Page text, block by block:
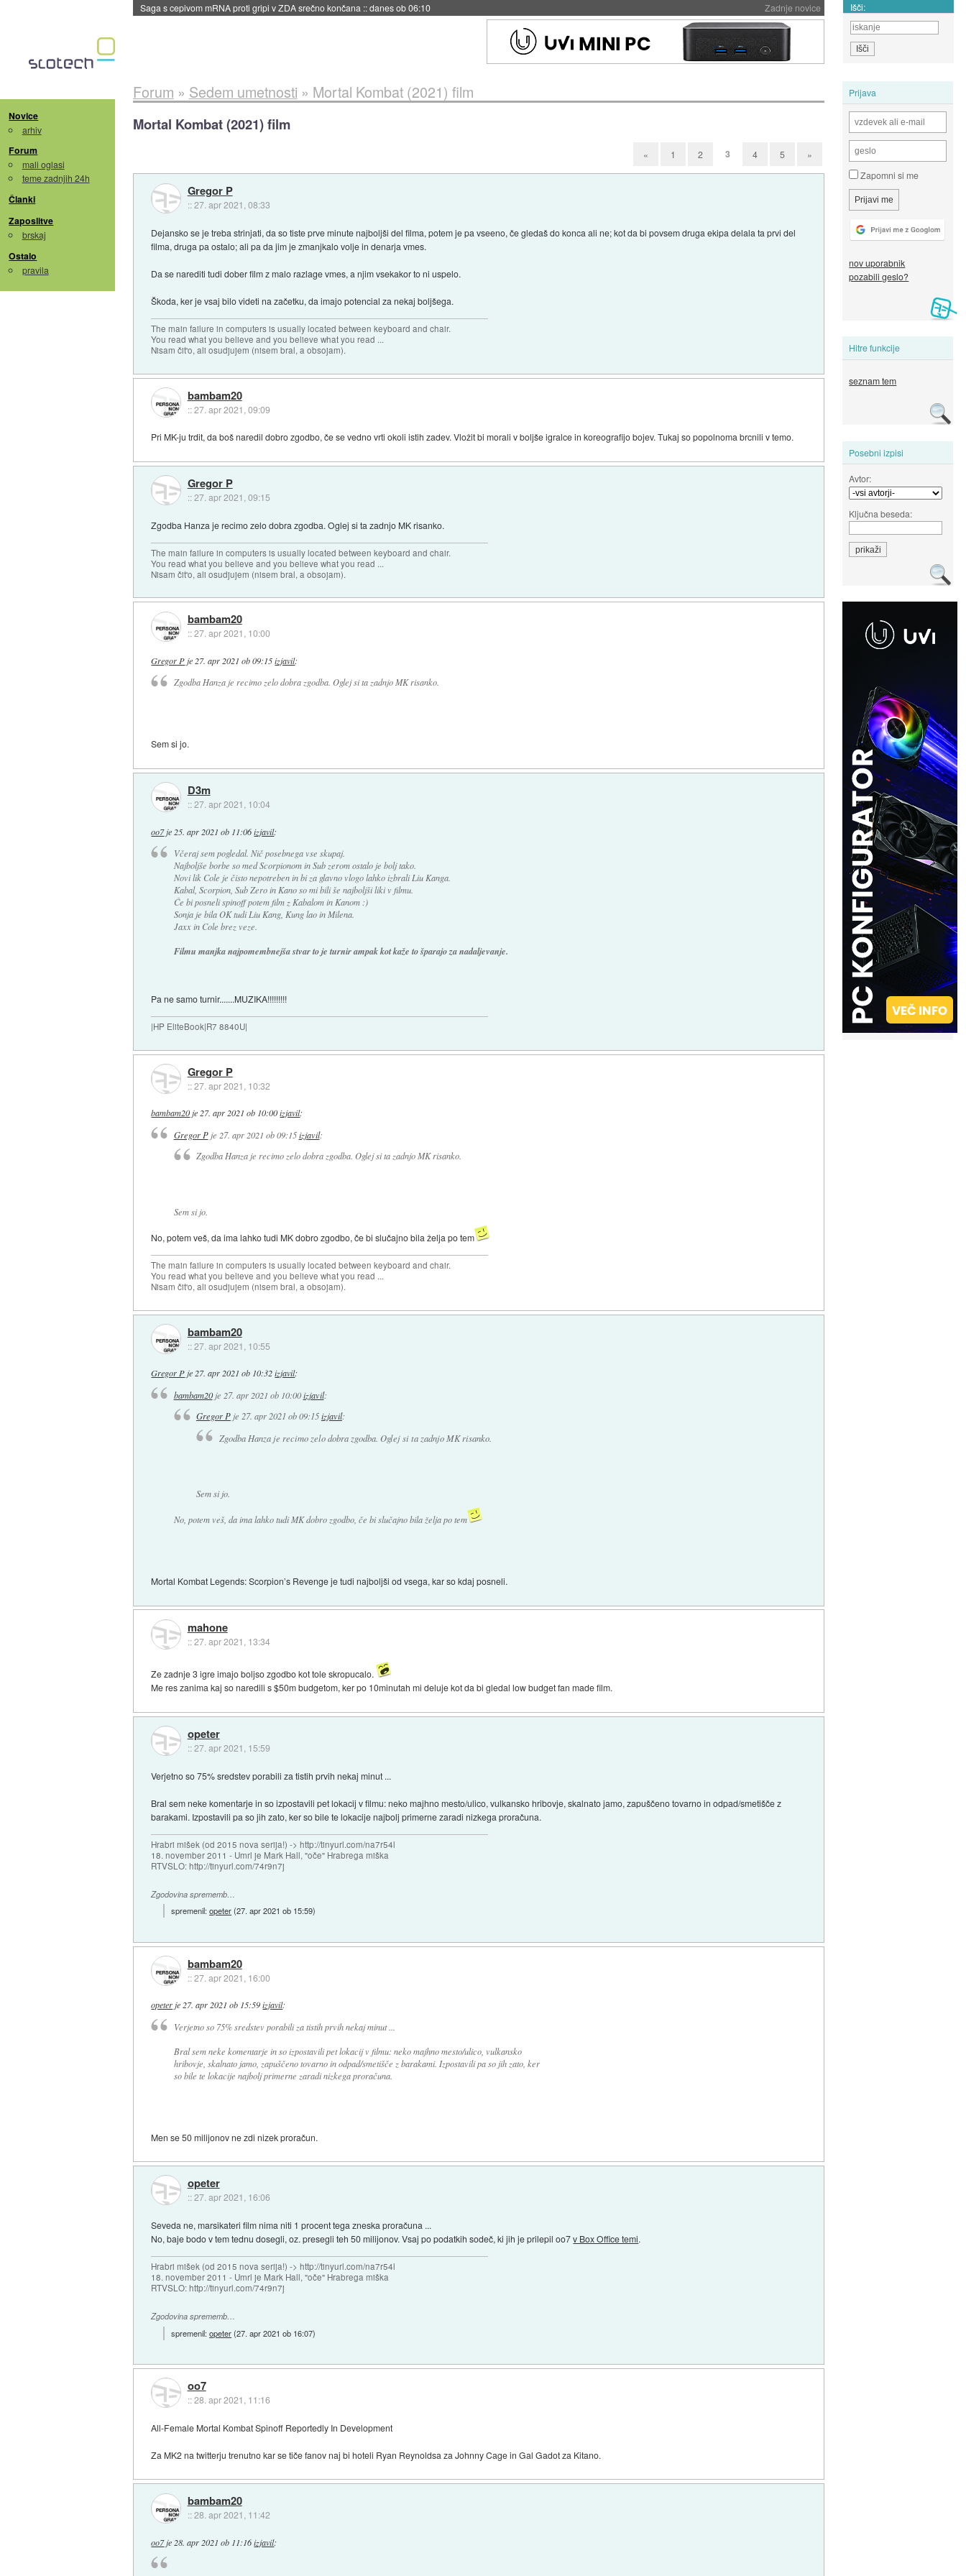
Zadnje novice
BMW v vozilih začel predvajati reklame::danes ob 06:09 Išči:
Novice
arhiv
Forum
mali oglasi
teme zadnjih 24h
Članki
Zaposlitve
brskaj
Ostalo
pravila
Prijava
Zapomni si me
nov uporabnik
pozabili geslo?
Hitre funkcije
seznam tem
Posebni izpisi
Avtor:
Ključna beseda:
Forum » Sedem umetnosti » Mortal Kombat (2021) film
Mortal Kombat (2021) film
« 1 2 3 4 5 »
Gregor P
::27. apr 2021, 08:33
Dejansko se je treba strinjati, da so tiste prve minute najboljši del filma, potem je pa vseeno, če gledaš do konca ali ne; kot da bi povsem druga ekipa delala ta prvi del
filma, druga pa ostalo; ali pa da jim je zmanjkalo volje in denarja vmes.
Da se narediti tudi dober film z malo razlage vmes, a njim vsekakor to ni uspelo.
Škoda, ker je vsaj bilo videti na začetku, da imajo potencial za nekaj boljšega.
The main failure in computers is usually located between keyboard and chair.
You read what you believe and you believe what you read ...
Nisam čit'o, ali osudjujem (nisem bral, a obsojam).
bambam20
::27. apr 2021, 09:09
Pri MK-ju trdit, da boš naredil dobro zgodbo, če se vedno vrti okoli istih zadev. Vložit bi morali v boljše igralce in koreografijo bojev. Tukaj so popolnoma brcnili v temo.
Gregor P
::27. apr 2021, 09:15
Zgodba Hanza je recimo zelo dobra zgodba. Oglej si ta zadnjo MK risanko.
The main failure in computers is usually located between keyboard and chair.
You read what you believe and you believe what you read ...
Nisam čit'o, ali osudjujem (nisem bral, a obsojam).
bambam20
::27. apr 2021, 10:00
Gregor P je 27. apr 2021 ob 09:15 izjavil:
Zgodba Hanza je recimo zelo dobra zgodba. Oglej si ta zadnjo MK risanko.
Sem si jo.
D3m
::27. apr 2021, 10:04
oo7je 25. apr 2021 ob 11:06 izjavil:
Včeraj sem pogledal. Nič posebnega vse skupaj.
Najboljše borbe so med Scorpionom in Sub zerom ostalo je bolj tako.
Novi lik Cole je čisto nepotreben in bi za glavno vlogo lahko izbrali Liu Kanga.
Kabal, Scorpion, Sub Zero in Kano so mi bili še najboljši liki v filmu.
Če bi posneli spinoff potem film z Kabalom in Kanom :)
Sonja je bila OK tudi Liu Kang, Kung lao in Milena.
Jaxx in Cole brez veze.
Filmu manjka najpomembnejša stvar to je turnir ampak kot kaže to šparajo za nadaljevanje.
Pa ne samo turnir.......MUZIKA!!!!!!!!!
|HP EliteBook|R7 8840U|
Gregor P
::27. apr 2021, 10:32
bambam20je27. apr 2021 ob 10:00 izjavil:
Gregor Pje 27. apr 2021 ob 09:15 izjavil:
Zgodba Hanza je recimo zelo dobra zgodba. Oglej si ta zadnjo MK risanko.
Sem si jo.
No, potem veš, da ima lahko tudi MK dobro zgodbo, če bi slučajno bila želja po tem
The main failure in computers is usually located between keyboard and chair.
You read what you believe and you believe what you read ...
Nisam čit'o, ali osudjujem (nisem bral, a obsojam).
bambam20
::27. apr 2021, 10:55
Gregor Pje27. apr 2021 ob 10:32 izjavil:
bambam20je 27. apr 2021 ob 10:00 izjavil:
Gregor Pje 27. apr 2021 ob 09:15izjavil:
Zgodba Hanza je recimo zelo dobra zgodba. Oglej si ta zadnjo MK risanko.
Sem si jo.
No, potem veš, da ima lahko tudi MK dobro zgodbo, če bi slučajno bila želja po tem
Mortal Kombat Legends: Scorpion’s Revenge je tudi najboljši od vsega, kar so kdaj posneli.
mahone
::27. apr 2021, 13:34
Ze zadnje 3 igre imajo boljso zgodbo kot tole skropucalo.
Me res zanima kaj so naredili s $50m budgetom, ker po 10minutah mi deluje kot da bi gledal low budget fan made film.
opeter
::27. apr 2021, 15:59
Verjetno so 75% sredstev porabili za tistih prvih nekaj minut ...
Bral sem neke komentarje in so izpostavili pet lokacij v filmu: neko majhno mesto/ulico, vulkansko hribovje, skalnato jamo, zapuščeno tovarno in odpad/smetišče z
barakami. Izpostavili pa so jih zato, ker so bile te lokacije najbolj primerne zaradi nizkega proračuna.
Hrabri mišek (od 2015 nova serija!) -> http://tinyurl.com/na7r54l
18. november 2011 - Umrl je Mark Hall, "oče" Hrabrega miška
RTVSLO: http://tinyurl.com/74r9n7j
Zgodovina sprememb…
spremenil:opeter(27. apr 2021 ob 15:59)
bambam20
::27. apr 2021, 16:00
opeterje27. apr 2021 ob 15:59 izjavil:
Verjetno so 75% sredstev porabili za tistih prvih nekaj minut ...
Bral sem neke komentarje in so izpostavili pet lokacij v filmu: neko majhno mesto/ulico, vulkansko
hribovje, skalnato jamo, zapuščeno tovarno in odpad/smetišče z barakami. Izpostavili pa so jih zato, ker
so bile te lokacije najbolj primerne zaradi nizkega proračuna.
Men se 50 milijonov ne zdi nizek proračun.
opeter
::27. apr 2021, 16:06
Seveda ne, marsikateri film nima niti 1 procent tega zneska proračuna ...
No, baje bodo v tem tednu dosegli, oz. presegli teh 50 milijonov. Vsaj po podatkih sodeč, ki jih je prilepil oo7v Box Office temi.
Hrabri mišek (od 2015 nova serija!) -> http://tinyurl.com/na7r54l
18. november 2011 - Umrl je Mark Hall, "oče" Hrabrega miška
RTVSLO: http://tinyurl.com/74r9n7j
Zgodovina sprememb…
spremenil:opeter(27. apr 2021 ob 16:07)
oo7
::28. apr 2021, 11:16
All-Female Mortal Kombat Spinoff Reportedly In Development
Za MK2 na twitterju trenutno kar se tiče fanov naj bi hoteli Ryan Reynoldsa za Johnny Cage in Gal Gadot za Kitano.
bambam20
::28. apr 2021, 11:42
oo7je 28. apr 2021 ob 11:16 izjavil: